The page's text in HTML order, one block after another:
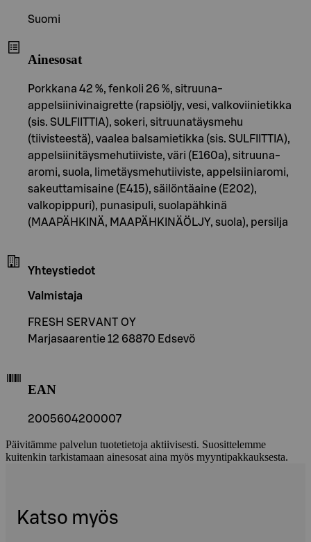
Suomi
Ainesosat
Porkkana 42 %, fenkoli 26 %, sitruuna-
appelsiinivinaigrette (rapsiöljy, vesi, valkoviinietikka
(sis. SULFIITTIA), sokeri, sitruunatäysmehu
(tiivisteestä), vaalea balsamietikka (sis. SULFIITTIA),
appelsiinitäysmehutiiviste, väri (E160a), sitruuna-
aromi, suola, limetäysmehutiiviste, appelsiiniaromi,
sakeuttamisaine (E415), säilöntäaine (E202),
valkopippuri), punasipuli, suolapähkinä
(MAAPÄHKINÄ, MAAPÄHKINÄÖLJY, suola), persilja
Yhteystiedot
Valmistaja
FRESH SERVANT OY
Marjasaarentie 12 68870 Edsevö
EAN
2005604200007
Päivitämme palvelun tuotetietoja aktiivisesti. Suosittelemme
kuitenkin tarkistamaan ainesosat aina myös myyntipakkauksesta.
Katso myös